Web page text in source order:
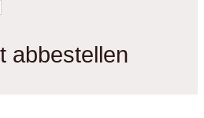
abbestellen